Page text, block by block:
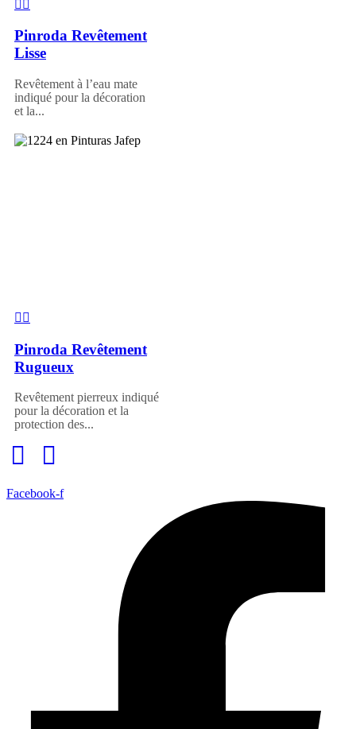
Pinroda Revêtement
Lisse
Revêtement à l’eau mate
indiqué pour la décoration
et la...
Pinroda Revêtement
Rugueux
Revêtement pierreux indiqué
pour la décoration et la
protection des...
Facebook-f